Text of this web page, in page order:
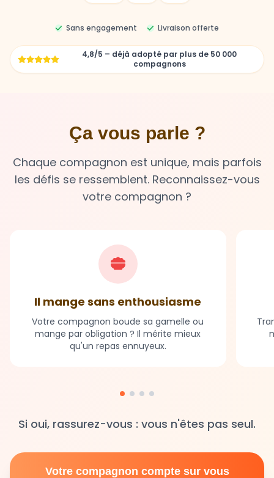
Sans engagement Livraison offerte
4,8/5 – déjà adopté par plus de 50 000
compagnons
Ça vous parle ?
Chaque compagnon est unique, mais parfois
les défis se ressemblent. Reconnaissez-vous
votre compagnon ?
Il mange sans enthousiasme
Votre compagnon boude sa gamelle ou
mange par obligation ? Il mérite mieux
qu'un repas ennuyeux.
Si oui, rassurez-vous : vous n'êtes pas seul.
Votre compagnon compte sur vous